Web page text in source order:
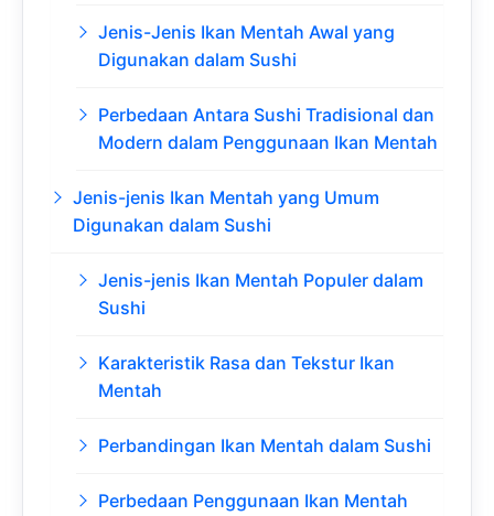
Jenis-Jenis Ikan Mentah Awal yang
Digunakan dalam Sushi
Perbedaan Antara Sushi Tradisional dan
Modern dalam Penggunaan Ikan Mentah
Jenis-jenis Ikan Mentah yang Umum
Digunakan dalam Sushi
Jenis-jenis Ikan Mentah Populer dalam
Sushi
Karakteristik Rasa dan Tekstur Ikan
Mentah
Perbandingan Ikan Mentah dalam Sushi
Perbedaan Penggunaan Ikan Mentah